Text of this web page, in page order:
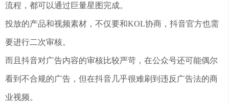
流程，都可以通过巨量星图完成。
投放的产品和视频素材，不仅要和KOL协商，抖音官方也需
要进行二次审核。
而且抖音对广告内容的审核比较严苛，在公众号还可能偶尔
看到不合规的广告，但在抖音几乎很难刷到违反广告法的商
业视频。